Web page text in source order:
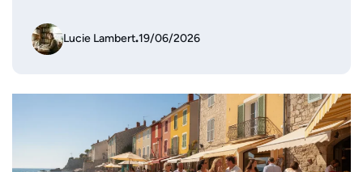
Lucie Lambert.19/06/2026